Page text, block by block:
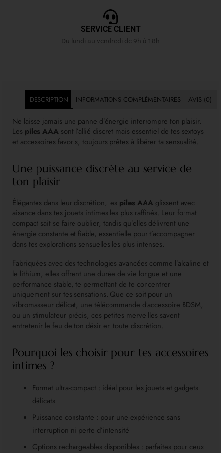
SERVICE CLIENT
Du lundi au vendredi de 9h à 18h
DESCRIPTION INFORMATIONS COMPLÉMENTAIRES AVIS (0)
Ne laisse jamais une panne d’énergie interrompre ton plaisir.
Les piles AAA sont l’allié discret mais essentiel de tes sextoys
et accessoires favoris, toujours prêtes à libérer ta sensualité.
Une puissance discrète au service de
ton plaisir
Élégantes dans leur discrétion, les piles AAA glissent avec
aisance dans tes jouets intimes les plus raffinés. Leur format
compact sait se faire oublier, tandis qu’elles délivrent une
énergie constante et fiable, essentielle pour t’accompagner
dans tes explorations sensuelles les plus intenses.
Fabriquées avec des technologies avancées comme l’alcaline et
le lithium, elles offrent une durée de vie longue et une
performance stable, te permettant de te concentrer
uniquement sur tes sensations. Que ce soit pour un
vibromasseur délicat, une télécommande d’accessoire BDSM,
ou un stimulateur précis, ces petites merveilles savent
entretenir le feu de ton désir en toute discrétion.
Pourquoi les choisir pour tes accessoires
intimes ?
Format ultra-compact : idéal pour les jouets et gadgets
délicats
Puissance constante : pour une expérience sans
interruption ni perte d’intensité
Options rechargeables disponibles : parfaites pour ceux